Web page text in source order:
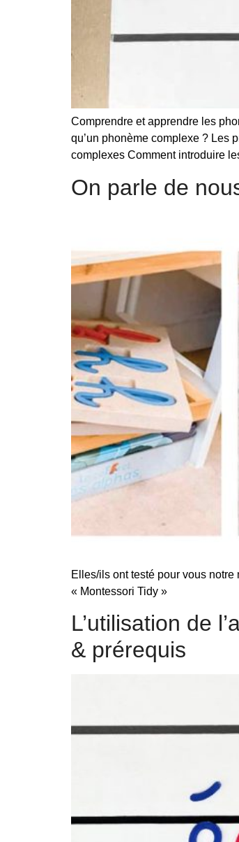
Comprendre et apprendre les
qu’un phonème complexe ? Les
complexes Comment introduire
On parle de
Elles/ils ont testé pour vous
« Montessori Tidy »
L’utilisation de
& prérequis